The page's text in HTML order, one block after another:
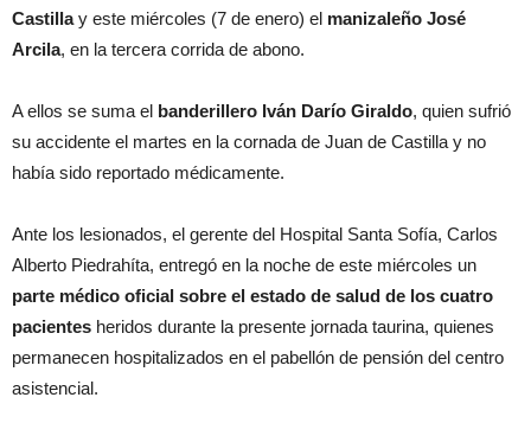
Castillay este miércoles (7 de enero) el manizaleño José
Arcila, en la tercera corrida de abono.
A ellos se suma el banderillero Iván Darío Giraldo, quien sufrió
su accidente el martes en la cornada de Juan de Castilla y no
había sido reportado médicamente.
Ante los lesionados, el gerente del Hospital Santa Sofía, Carlos
Alberto Piedrahíta, entregó en la noche de este miércoles un
parte médico oficial sobre el estado de salud de los cuatro
pacientes heridos durante la presente jornada taurina, quienes
permanecen hospitalizados en el pabellón de pensión del centro
asistencial.